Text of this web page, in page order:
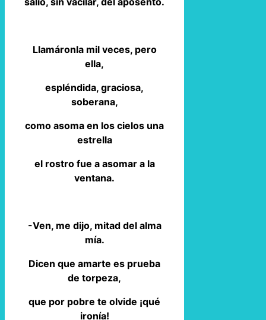
Llamáronla mil veces, pero
ella,
espléndida, graciosa,
soberana,
como asoma en los cielos una
estrella
el rostro fue a asomar a la
ventana.
-Ven, me dijo, mitad del alma
mía.
Dicen que amarte es prueba
de torpeza,
que por pobre te olvide ¡qué
ironía!